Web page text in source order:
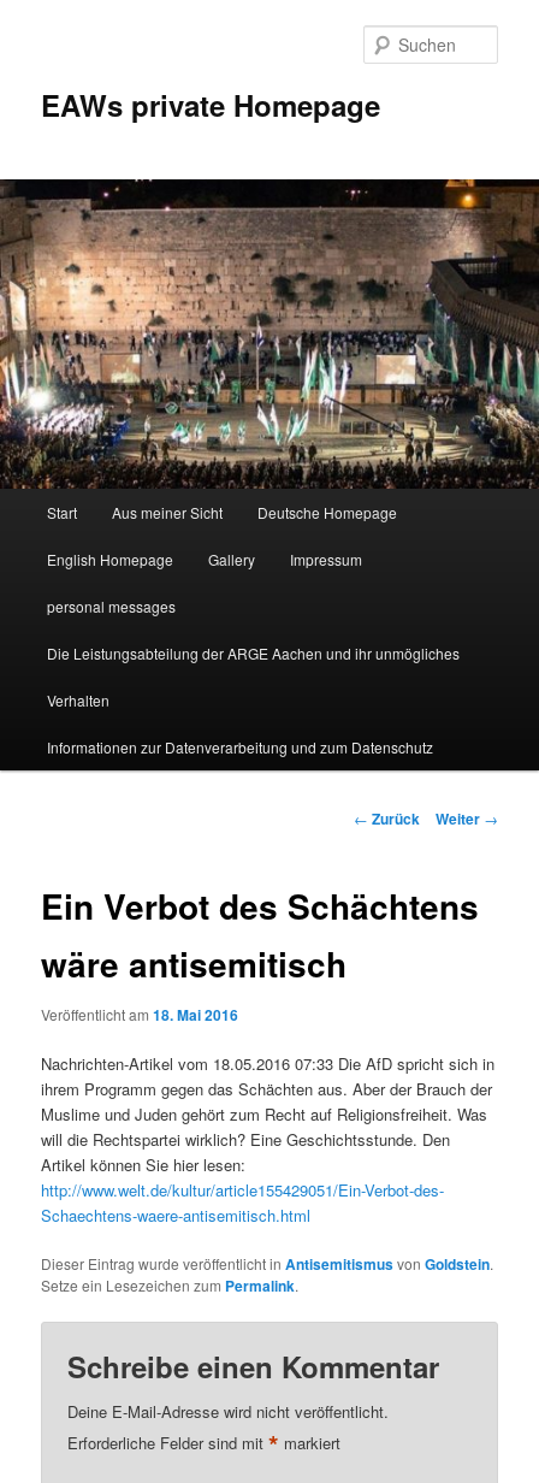
EAWs private Homepage
Start Aus meiner Sicht Deutsche Homepage
English Homepage Gallery Impressum
personal messages
Die Leistungsabteilung der ARGE Aachen und ihr unmögliches
Verhalten
Informationen zur Datenverarbeitung und zum Datenschutz
Beitragsnavigation
← Zurück Weiter →
Ein Verbot des Schächtens
wäre antisemitisch
Veröffentlicht am18. Mai 2016
Nachrichten-Artikel vom 18.05.2016 07:33 Die AfD spricht sich in
ihrem Programm gegen das Schächten aus. Aber der Brauch der
Muslime und Juden gehört zum Recht auf Religionsfreiheit. Was
will die Rechtspartei wirklich? Eine Geschichtsstunde. Den
Artikel können Sie hier lesen:
http://www.welt.de/kultur/article155429051/Ein-Verbot-des-
Schaechtens-waere-antisemitisch.html
Dieser Eintrag wurde veröffentlicht inAntisemitismusvonGoldstein.
Setze ein Lesezeichen zum Permalink.
Schreibe einen Kommentar
Deine E-Mail-Adresse wird nicht veröffentlicht.
Erforderliche Felder sind mit* markiert